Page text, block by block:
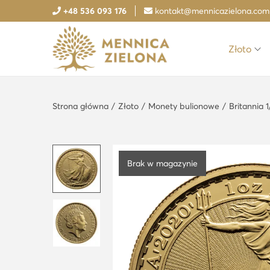
+48 536 093 176 kontakt@mennicazielona.com
S
p
a
v
g
S
p
o
n
e
Złoto
Strona główna / Złoto / Monety bulionowe / Britannia
Brak w magazynie